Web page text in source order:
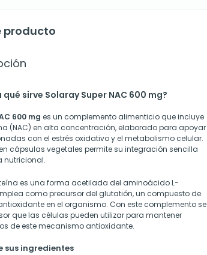
producto
qué sirve Solaray Super NAC 600 mg?
600 mg es un complemento alimenticio que incluye
(NAC) en alta concentración, elaborado para apoyar
con el estrés oxidativo y el metabolismo celular.
cápsulas vegetales permite su integración sencilla
nutricional.
es una forma acetilada del aminoácido L-
como precursor del glutatión, un compuesto de
en el organismo. Con este complemento se
que las células pueden utilizar para mantener
de este mecanismo antioxidante.
sus ingredientes